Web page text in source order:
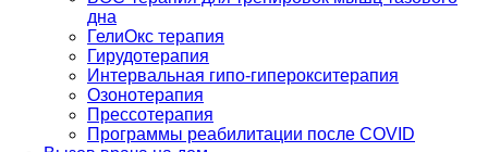
дна
ГелиОкс терапия
Гирудотерапия
Интервальная гипо-гиперокситерапия
Озонотерапия
Прессотерапия
Программы реабилитации после СOVID